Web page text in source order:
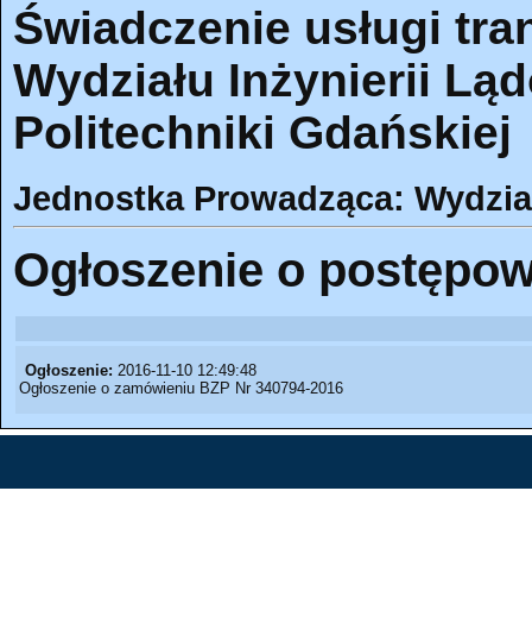
Świadczenie usługi
Wydziału Inżynierii
Politechniki Gdańskiej
Jednostka Prowadząca:
Ogłoszenie o
Ogłoszenie: 2016-11-10 12:49:48
Ogłoszenie o zamówieniu BZP Nr 340794-2016